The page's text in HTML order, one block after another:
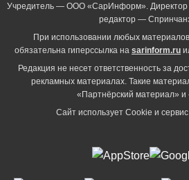
Учредитель — ООО «СарИнформ».
редактор —
При использовании любых
обязательна гиперссылка на sarinform.ru
Редакция не несет ответственность за
рекламных материалах. Такие
«Партнёрский материал» и
Сайт использует Cookie и